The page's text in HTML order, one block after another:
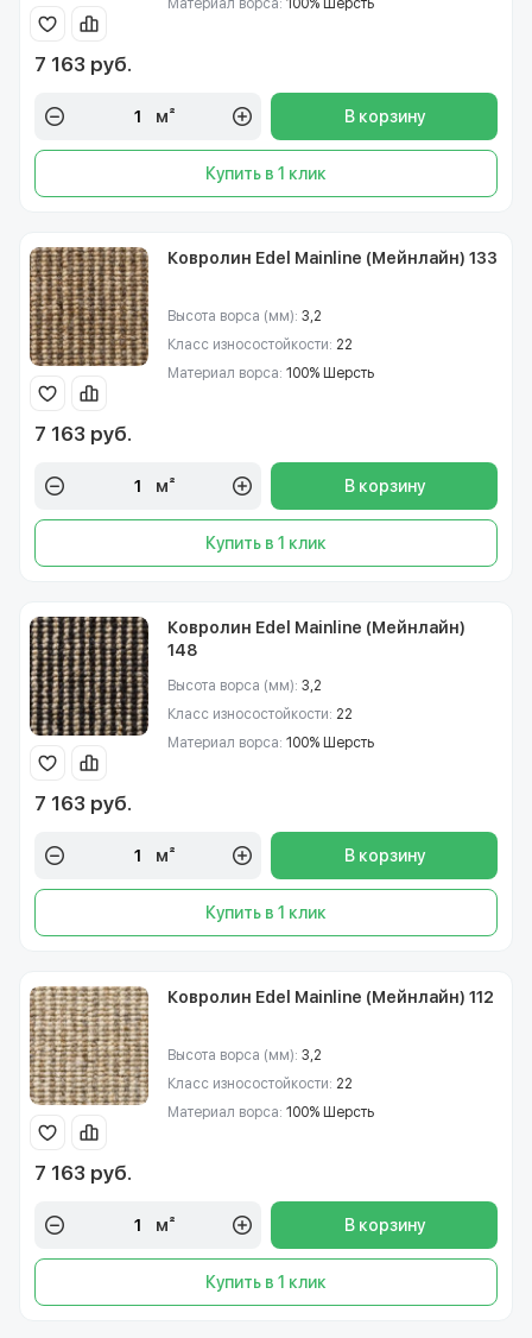
Материал ворса: 100% Шерсть
7 163 руб.
м² В корзину
Купить в 1 клик
Ковролин Edel Mainline (Мейнлайн) 133
Высота ворса (мм): 3,2
Класс износостойкости: 22
Материал ворса: 100% Шерсть
7 163 руб.
м² В корзину
Купить в 1 клик
Ковролин Edel Mainline (Мейнлайн)
148
Высота ворса (мм): 3,2
Класс износостойкости: 22
Материал ворса: 100% Шерсть
7 163 руб.
м² В корзину
Купить в 1 клик
Ковролин Edel Mainline (Мейнлайн) 112
Высота ворса (мм): 3,2
Класс износостойкости: 22
Материал ворса: 100% Шерсть
7 163 руб.
м² В корзину
Купить в 1 клик